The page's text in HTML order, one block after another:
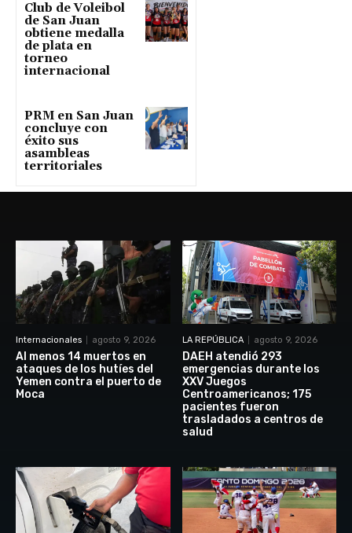
Club de Voleibol
de San Juan
obtiene medalla
de plata en
torneo
internacional
PRM en San Juan
concluye con
éxito sus
asambleas
territoriales
Internacionales agosto 9, 2026
Al menos 14 muertos en
ataques de los hutíes del
Yemen contra el puerto de
Moca
LA REPÚBLICA agosto 9, 2026
DAEH atendió 293
emergencias durante los
XXV Juegos
Centroamericanos; 175
pacientes fueron
trasladados a centros de
salud